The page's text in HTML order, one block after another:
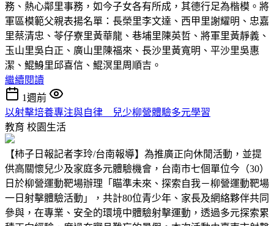
務、熱心鄰里事務，如今子女各有所成，其德行足為楷模。將
軍區模範父親表揚名單：長榮里李文達、西甲里謝耀明、忠嘉
里蔡清忠、苓仔寮里黃華龍、巷埔里陳英哲、將軍里黃靜義、
玉山里吳白正、廣山里陳福來、長沙里黃寬明、平沙里吳惠
潔、鯤鯓里邱喜信、鯤溟里周順吉。
繼續閱讀
1週前
以射擊培養專注與自律 兒少柳營體驗多元學習
教育 校園生活
【柿子日報記者李玲/台南報導】為推廣正向休閒活動，並提
供高關懷兒少及家庭多元體驗機會，台南市七個單位今（30）
日於柳營運動靶場辦理「瞄準未來、探索自我－柳營運動靶場
一日射擊體驗活動」，共計80位青少年、家長及網絡夥伴共同
參與，在專業、安全的環境中體驗射擊運動，透過多元探索累